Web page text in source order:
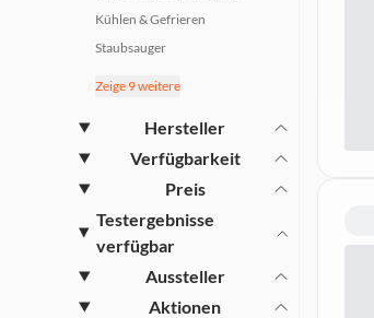
Küchenmaschinen
Rührschüsseln für
Küchengeräte-Zubehör
Kühlen & Gefrieren
Staubsauger
Nähen
Kochen Backen & Spülen
Haushaltsgeräte
Smart Home
Zeige 9 weitere
Hersteller
Verfügbarkeit
Preis
Testergebnisse
verfügbar
Aussteller
Aktionen